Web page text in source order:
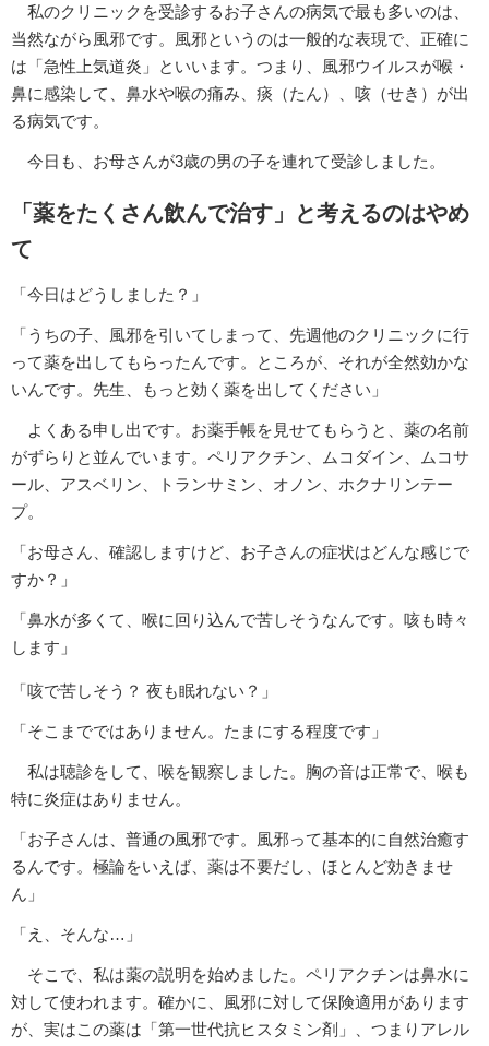
私のクリニックを受診するお子さんの病気で最も多いのは、
当然ながら風邪です。風邪というのは一般的な表現で、正確に
は「急性上気道炎」といいます。つまり、風邪ウイルスが喉・
鼻に感染して、鼻水や喉の痛み、痰（たん）、咳（せき）が出
る病気です。
今日も、お母さんが3歳の男の子を連れて受診しました。
「薬をたくさん飲んで治す」と考えるのはやめ
て
「今日はどうしました？」
「うちの子、風邪を引いてしまって、先週他のクリニックに行
って薬を出してもらったんです。ところが、それが全然効かな
いんです。先生、もっと効く薬を出してください」
よくある申し出です。お薬手帳を見せてもらうと、薬の名前
がずらりと並んでいます。ペリアクチン、ムコダイン、ムコサ
ール、アスベリン、トランサミン、オノン、ホクナリンテー
プ。
「お母さん、確認しますけど、お子さんの症状はどんな感じで
すか？」
「鼻水が多くて、喉に回り込んで苦しそうなんです。咳も時々
します」
「咳で苦しそう？ 夜も眠れない？」
「そこまでではありません。たまにする程度です」
私は聴診をして、喉を観察しました。胸の音は正常で、喉も
特に炎症はありません。
「お子さんは、普通の風邪です。風邪って基本的に自然治癒す
るんです。極論をいえば、薬は不要だし、ほとんど効きませ
ん」
「え、そんな…」
そこで、私は薬の説明を始めました。ペリアクチンは鼻水に
対して使われます。確かに、風邪に対して保険適用があります
が、実はこの薬は「第一世代抗ヒスタミン剤」、つまりアレル